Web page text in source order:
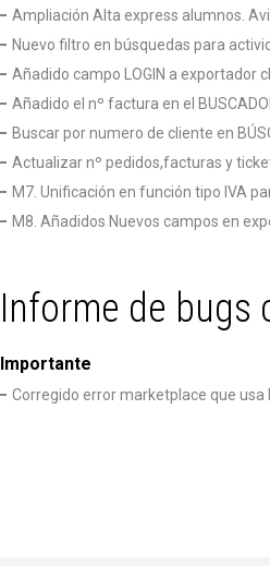
Ampliación Alta express alumnos.
Nuevo filtro en búsquedas para
Añadido campo LOGIN a exportador
Añadido el nº factura en el
Buscar por numero de cliente en
Actualizar nº pedidos,facturas y
M7. Unificación en función tipo IVA
M8. Añadidos Nuevos campos en
Informe de bugs
Importante
Corregido error marketplace que usa